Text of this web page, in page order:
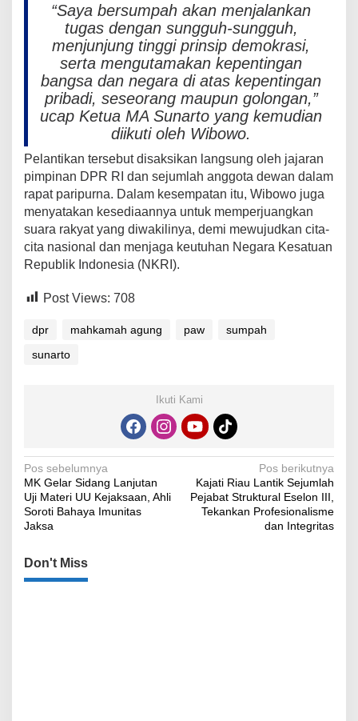
“Saya bersumpah akan menjalankan
tugas dengan sungguh-sungguh,
menjunjung tinggi prinsip demokrasi,
serta mengutamakan kepentingan
bangsa dan negara di atas kepentingan
pribadi, seseorang maupun golongan,”
ucap Ketua MA Sunarto yang kemudian
diikuti oleh Wibowo.
Pelantikan tersebut disaksikan langsung oleh jajaran
pimpinan DPR RI dan sejumlah anggota dewan dalam
rapat paripurna. Dalam kesempatan itu, Wibowo juga
menyatakan kesediaannya untuk memperjuangkan
suara rakyat yang diwakilinya, demi mewujudkan cita-
cita nasional dan menjaga keutuhan Negara Kesatuan
Republik Indonesia (NKRI).
Post Views: 708
dpr mahkamah agung paw
sumpah
sunarto
Ikuti Kami
Navigasi
pos
Pos sebelumnya
MK Gelar Sidang Lanjutan
Uji Materi UU Kejaksaan, Ahli
Soroti Bahaya Imunitas
Jaksa
Pos berikutnya
Kajati Riau Lantik Sejumlah
Pejabat Struktural Eselon III,
Tekankan Profesionalisme
dan Integritas
Don't Miss